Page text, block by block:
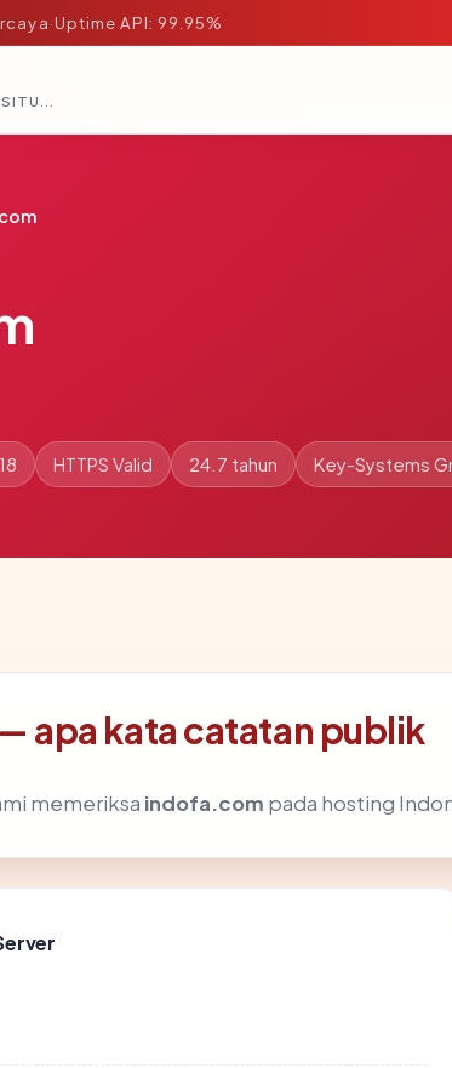
·Uptime API: 99.95%
PERIKSA APAKAH SEBUAH SITUS AMAN, TEPERCAYA, DAN TERVERIFIKASI DALAM HITUNGAN DETIK.
HTTPS Valid 24.7 tahun Key-Systems
apa kata catatan publik
memeriksa indofa.com pada hosting